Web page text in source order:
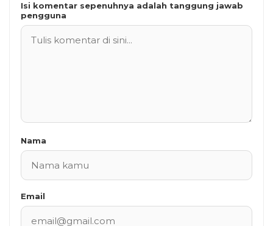
Isi komentar sepenuhnya adalah tanggung jawab
pengguna
Nama
Email